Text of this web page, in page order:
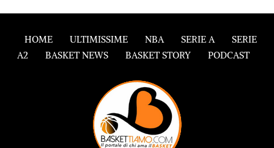
HOME ULTIMISSIME NBA SERIE A
SERIE
A2
BASKET NEWS BASKET STORY PODCAST